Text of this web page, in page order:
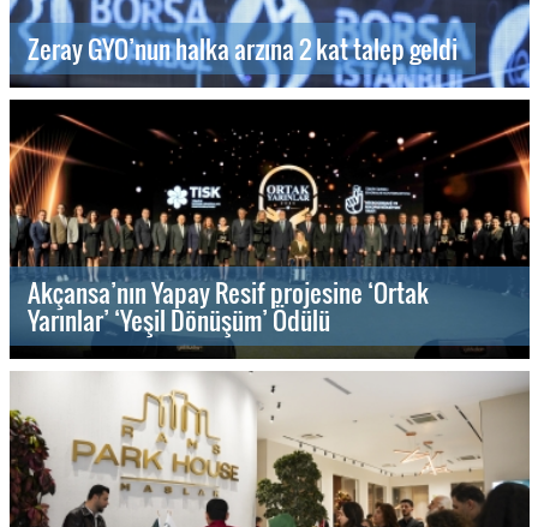
Zeray GYO’nun halka arzına 2 kat talep geldi
Akçansa’nın Yapay Resif projesine ‘Ortak
Yarınlar’ ‘Yeşil Dönüşüm’ Ödülü